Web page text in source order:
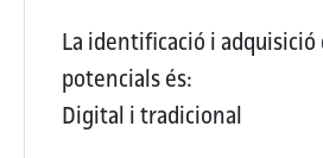
La identificació i
potencials és:
Digital i tradicional